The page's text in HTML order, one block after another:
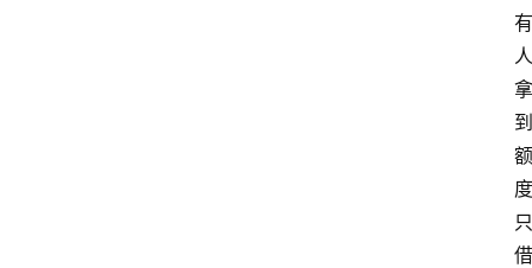
有
人
拿
到
额
度
只
借